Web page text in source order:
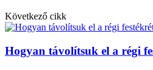
Következő cikk
Hogyan távolítsuk el a régi